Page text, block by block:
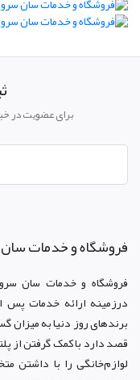
برای عضویت در
فروشگاه و خدمات
فروشگاه و خدمات سان
درزمینه ارائه خدمات پس
برندهای روز دنیا به
قصد دارد با کمک گرفتن از
لوازم‌خانگی را با داشتن